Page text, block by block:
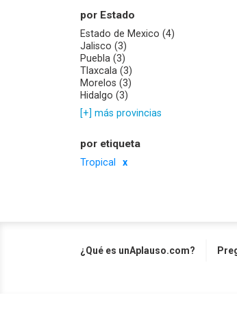
por Estado
Estado de Mexico (4)
Jalisco (3)
Puebla (3)
Tlaxcala (3)
Morelos (3)
Hidalgo (3)
[+] más provincias
por etiqueta
Tropical
¿Qué es unAplauso.com?